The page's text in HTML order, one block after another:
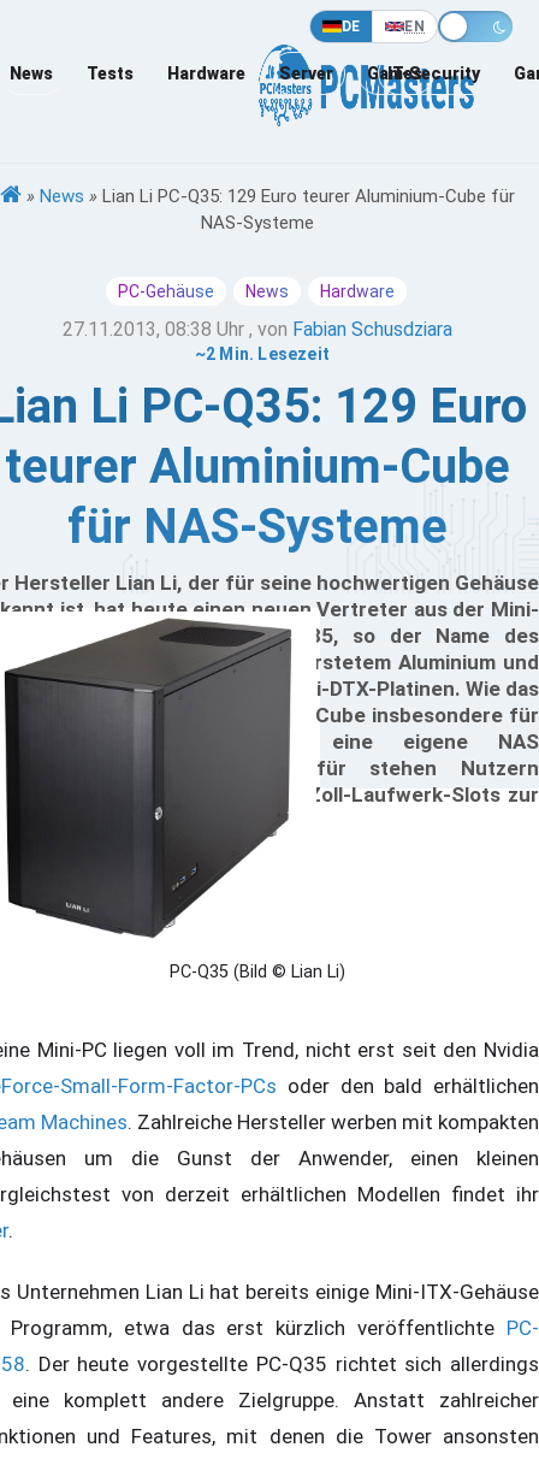
DE EN
News Tests Hardware Server Games
IT-Security
» News » Lian Li PC-Q35: 129 Euro teurer Aluminium-Cube für
NAS-Systeme
PC-Gehäuse News Hardware
27.11.2013, 08:38 Uhr , von Fabian Schusdziara
~2 Min. Lesezeit
Li PC-Q35: 129 Euro
teurer Aluminium-Cube
für NAS-Systeme
Hersteller Lian Li, der für seine hochwertigen Gehäuse
ist, hat heute einen neuen Vertreter aus der Mini-
Zunft vorgestellt. Der PC-Q35, so der Name des
besteht komplett aus gebürstetem Aluminium und
sowohl Mini-ITX- als auch Mini-DTX-Platinen. Wie das
mitteilt, soll sich der Cube insbesondere für
eignen, die sich eine eigene NAS
möchten. Hierfür stehen Nutzern
fünf 3,5- und zwei 2,5-Zoll-Laufwerk-Slots zur
PC-Q35 (Bild © Lian Li)
Mini-PC liegen voll im Trend, nicht erst seit den Nvidia
Small-Form-Factor-PCs oder den bald erhältlichen
Machines. Zahlreiche Hersteller werben mit kompakten
um die Gunst der Anwender, einen kleinen
von derzeit erhältlichen Modellen findet ihr
.
Unternehmen Lian Li hat bereits einige Mini-ITX-Gehäuse
Programm, etwa das erst kürzlich veröffentlichte PC-
. Der heute vorgestellte PC-Q35 richtet sich allerdings
eine komplett andere Zielgruppe. Anstatt zahlreicher
und Features, mit denen die Tower ansonsten